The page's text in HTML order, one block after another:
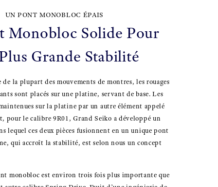
UN PONT MONOBLOC ÉPAIS
Monobloc Solide Pour
Grande Stabilité
de la plupart des mouvements de montres, les rouages
sont placés sur une platine, servant de base. Les
sur la platine par un autre élément appelé
pour le calibre 9R01, Grand Seiko a développé un
lequel ces deux pièces fusionnent en un unique pont
qui accroît la stabilité, est selon nous un concept
monobloc est environ trois fois plus importante que